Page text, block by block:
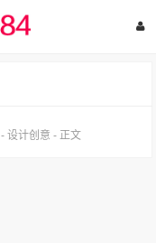
- 设计创意 - 正文